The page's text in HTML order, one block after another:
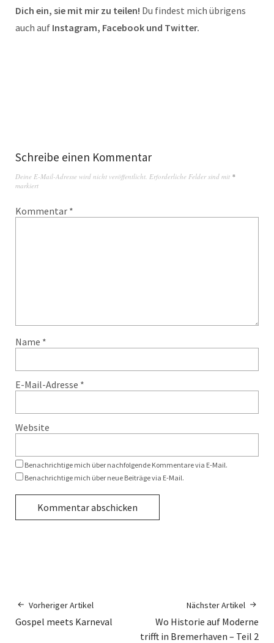
Dich ein, sie mit mir zu teilen! Du findest mich übrigens
auch auf Instagram, Facebook und Twitter.
Schreibe einen Kommentar
Deine E-Mail-Adresse wird nicht veröffentlicht. Erforderliche Felder sind mit *
markiert
Kommentar *
Name *
E-Mail-Adresse *
Website
Benachrichtige mich über nachfolgende Kommentare via E-Mail.
Benachrichtige mich über neue Beiträge via E-Mail.
Vorheriger Artikel
Gospel meets Karneval
Nächster Artikel
Wo Historie auf Moderne
trifft in Bremerhaven – Teil 2